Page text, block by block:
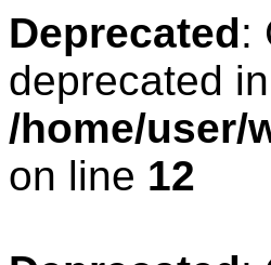
Deprecated:
deprecated in
/home/user/
on line 12